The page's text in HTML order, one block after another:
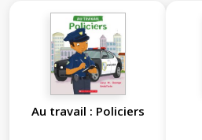
Au travail : Policiers